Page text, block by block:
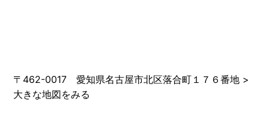
〒462-0017 愛知県名古屋市北区落合町１７６番地 >
大きな地図をみる